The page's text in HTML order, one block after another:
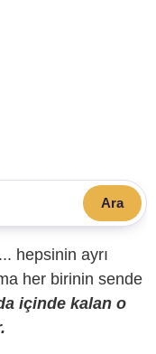
Ara
hepsinin ayrı
her birinin sende
içinde kalan o